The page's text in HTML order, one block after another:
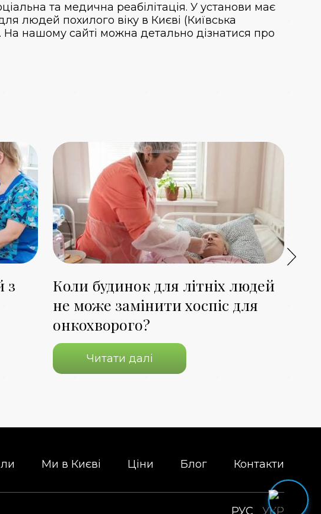
та медична реабілітація. У установи має
людей похилого віку в Києві (Київська
На нашому сайті можна детально дізнатися про
з
Коли будинок для літніх людей
не може замінити хоспіс для
онкохворого?
Читати далі
Ми в Києві Ціни Блог Контакти
РУС УКР